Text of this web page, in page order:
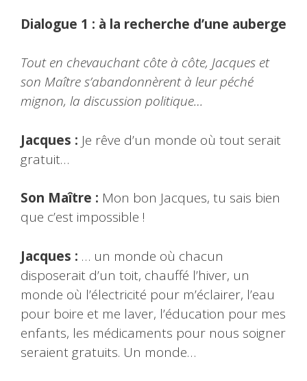
Dialogue 1 : à la recherche d’une auberge
Tout en chevauchant côte à côte, Jacques et
son Maître s’abandonnèrent à leur péché
mignon, la discussion politique…
Jacques : Je rêve d’un monde où tout serait
gratuit…
Son Maître : Mon bon Jacques, tu sais bien
que c’est impossible !
Jacques : … un monde où chacun
disposerait d’un toit, chauffé l’hiver, un
monde où l’électricité pour m’éclairer, l’eau
pour boire et me laver, l’éducation pour mes
enfants, les médicaments pour nous soigner
seraient gratuits. Un monde…